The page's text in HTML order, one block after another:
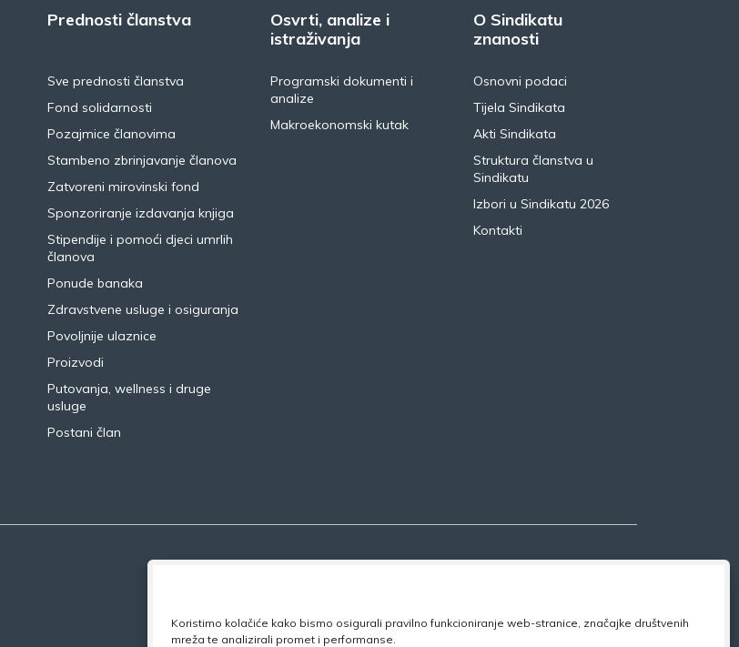
Koristimo kolačiće kako bismo osigurali pravilno funkcioniranje web-stranice, značajke društvenih
mreža te analizirali promet i performanse.
Prednosti članstva
Sve prednosti članstva
Fond solidarnosti
Pozajmice članovima
Stambeno zbrinjavanje članova
Zatvoreni mirovinski fond
Sponzoriranje izdavanja knjiga
Stipendije i pomoći djeci umrlih
članova
Ponude banaka
Zdravstvene usluge i osiguranja
Povoljnije ulaznice
Proizvodi
Putovanja, wellness i druge
usluge
Postani član
Osvrti, analize i
istraživanja
Programski dokumenti i
analize
Makroekonomski kutak
O Sindikatu
znanosti
Osnovni podaci
Tijela Sindikata
Akti Sindikata
Struktura članstva u
Sindikatu
Izbori u Sindikatu 2026
Kontakti